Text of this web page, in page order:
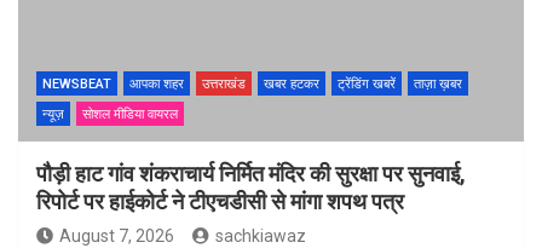
NEWSBEAT आपका शहर उत्तराखंड खबर हटकर ट्रेंडिंग खबरें
ताज़ा ख़बर
न्यूज़
सोशल मीडिया वायरल
पौड़ी हाट गांव शंकराचार्य निर्मित मंदिर की सुरक्षा पर सुनवाई,
रिपोर्ट पर हाईकोर्ट ने टीएचडीसी से मांगा शपथ पत्र
August 7, 2026 sachkiawaz